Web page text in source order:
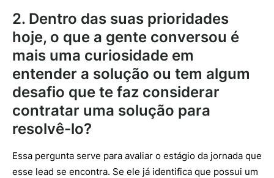
2. Dentro das suas prioridades
hoje, o que a gente conversou é
mais uma curiosidade em
entender a solução ou tem algum
desafio que te faz considerar
contratar uma solução para
resolvê-lo?
Essa pergunta serve para avaliar o estágio da jornada que
esse lead se encontra. Se ele já identifica que possui um